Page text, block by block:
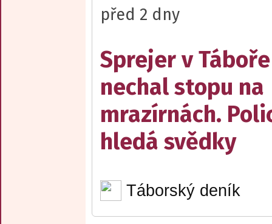
před 2 dny
Sprejer v Táboře
nechal stopu na
mrazírnách.
hledá svědky
Táborský deník